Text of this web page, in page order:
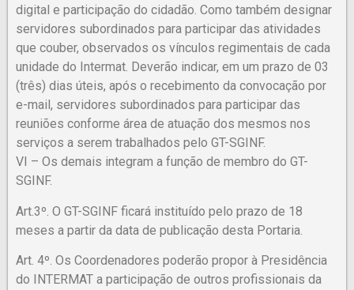
digital e participação do cidadão. Como também designar
servidores subordinados para participar das atividades
que couber, observados os vínculos regimentais de cada
unidade do Intermat. Deverão indicar, em um prazo de 03
(três) dias úteis, após o recebimento da convocação por
e-mail, servidores subordinados para participar das
reuniões conforme área de atuação dos mesmos nos
serviços a serem trabalhados pelo GT-SGINF.
VI – Os demais integram a função de membro do GT-
SGINF.
Art.3º. O GT-SGINF ficará instituído pelo prazo de 18
meses a partir da data de publicação desta Portaria.
Art. 4º. Os Coordenadores poderão propor à Presidência
do INTERMAT a participação de outros profissionais da